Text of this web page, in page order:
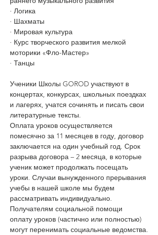
· Логика
· Шахматы
· Мировая культура
· Курс творческого развития мелкой
моторики «Фло-Мастер»
· Танцы
Ученики Школы GOROD участвуют в
концертах, конкурсах, школьных поездках
и лагерях, учатся сочинять и писать свои
литературные тексты.
Оплата уроков осуществляется
помесячно за 11 месяцев в году, договор
заключается на один учебный год. Срок
разрыва договора – 2 месяца, в которые
ученик может продолжать посещать
уроки. Случаи вынужденного прерывания
учебы в нашей школе мы будем
рассматривать индивидуально.
Получателям социальной помощи
оплату уроков (частично или полностью)
могут перенимать социальные ведомства.